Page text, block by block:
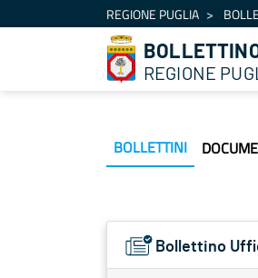
Salta al contenutoREGIONE PUGLIA
REGIONE
BOLLETTINI
Bollettino